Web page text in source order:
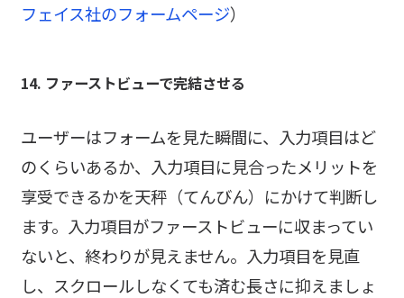
フェイス社のフォームページ）
14. ファーストビューで完結させる
ユーザーはフォームを見た瞬間に、入力項目はど
のくらいあるか、入力項目に見合ったメリットを
享受できるかを天秤（てんびん）にかけて判断し
ます。入力項目がファーストビューに収まってい
ないと、終わりが見えません。入力項目を見直
し、スクロールしなくても済む長さに抑えましょ